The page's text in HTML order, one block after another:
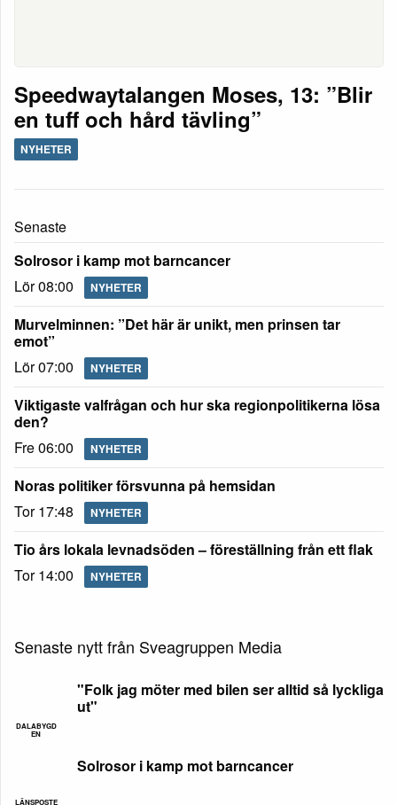
Speedwaytalangen Moses, 13: ”Blir
en tuff och hård tävling”
NYHETER
Senaste
Solrosor i kamp mot barncancer
Lör 08:00
NYHETER
Murvelminnen: ”Det här är unikt, men prinsen tar
emot”
Lör 07:00
NYHETER
Viktigaste valfrågan och hur ska regionpolitikerna lösa
den?
Fre 06:00
NYHETER
Noras politiker försvunna på hemsidan
Tor 17:48
NYHETER
Tio års lokala levnadsöden – föreställning från ett flak
Tor 14:00
NYHETER
Senaste nytt från Sveagruppen Media
DALABYGD
EN
"Folk jag möter med bilen ser alltid så lyckliga
ut"
LÄNSPOSTE
Solrosor i kamp mot barncancer